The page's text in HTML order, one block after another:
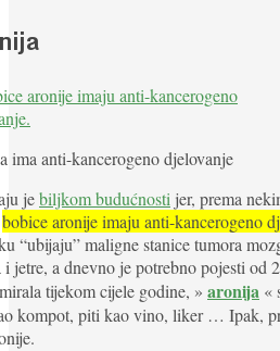
ima anti-kancerogeno djelovanje
jebiljkom budućnosti jer, prema
bobice aronije imaju anti-kancerogeno
“ubijaju” maligne stanice tumora
i jetre, a dnevno je potrebno pojesti od
tijekom cijele godine, » aronija «
kompot, piti kao vino, liker … Ipak,